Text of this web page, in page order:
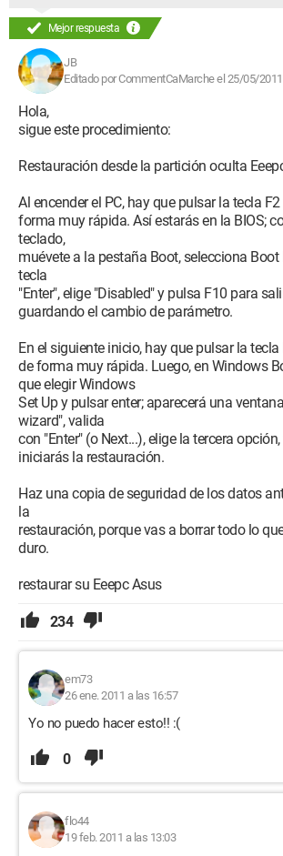
Mejor respuesta
JB
Editado por CommentCaMarche el 25/05/
Hola,
sigue este procedimiento:
Restauración desde la partición oculta
Al encender el PC, hay que pulsar la tecla
forma muy rápida. Así estarás en la BIOS;
teclado,
muévete a la pestaña Boot, selecciona Boot
tecla
"Enter", elige "Disabled" y pulsa F10 para
guardando el cambio de parámetro.
En el siguiente inicio, hay que pulsar la
de forma muy rápida. Luego, en Windows
que elegir Windows
Set Up y pulsar enter; aparecerá una
wizard", valida
con "Enter" (o Next...), elige la tercera
iniciarás la restauración.
Haz una copia de seguridad de los datos
la
restauración, porque vas a borrar todo lo
duro.
restaurar su Eeepc Asus
234
em73
26 ene. 2011 a las 16:57
Yo no puedo hacer esto!! :(
0
flo44
19 feb. 2011 a las 13:03